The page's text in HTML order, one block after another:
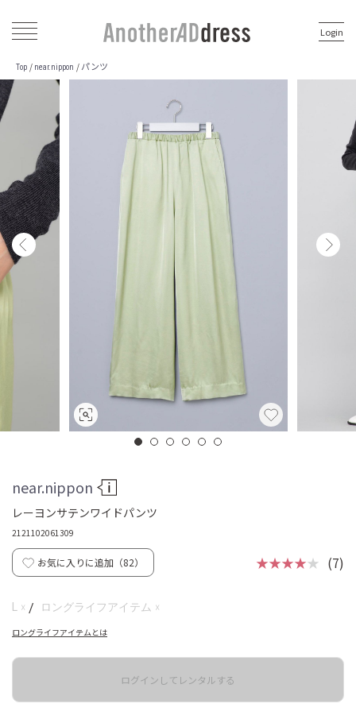
Login
Top / near.nippon / パンツ
near.nippon
レーヨンサテンワイドパンツ
2121102061309
お気に入りに追加（82） ★★★★★ (7)
☓ / ロングライフアイテム ☓
ロングライフアイテムとは
ログインしてレンタルする